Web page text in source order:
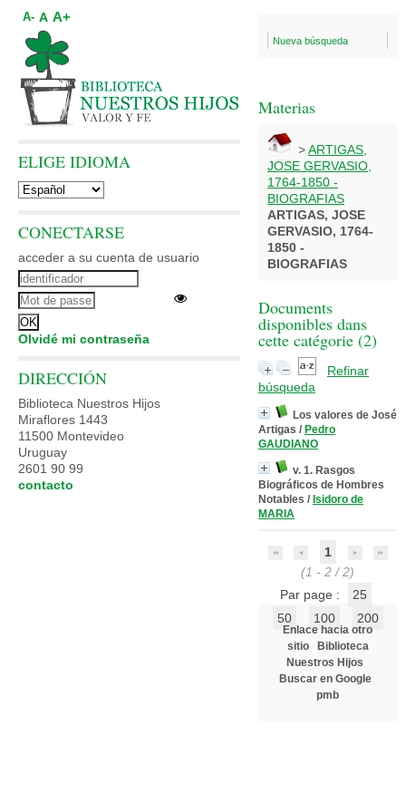
Nueva búsqueda
Materias
>ARTIGAS,
JOSE GERVASIO,
1764-1850 -
BIOGRAFIAS
ARTIGAS, JOSE
GERVASIO, 1764-
1850 -
BIOGRAFIAS
Documents
disponibles dans
cette catégorie (2)
Refinar
búsqueda
Los valores de José
Artigas / Pedro
GAUDIANO
v. 1. Rasgos
Biográficos de Hombres
Notables / Isidoro de
MARIA
1
(1 - 2 / 2)
Par page :
25
50
100 200
Enlace hacia otro
sitio
Biblioteca
Nuestros Hijos
Buscar en Google
pmb
A- A A+
ELIGE IDIOMA
CONECTARSE
acceder a su cuenta de usuario
Olvidé mi contraseña
DIRECCIÓN
Biblioteca Nuestros Hijos
Miraflores 1443
11500 Montevideo
Uruguay
2601 90 99
contacto